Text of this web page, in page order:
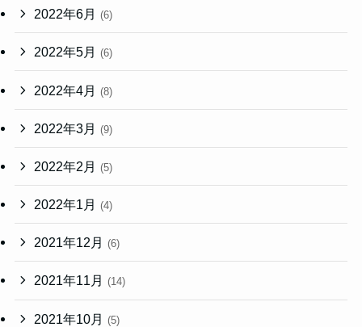
2022年6月 (6)
2022年5月 (6)
2022年4月 (8)
2022年3月 (9)
2022年2月 (5)
2022年1月 (4)
2021年12月 (6)
2021年11月 (14)
2021年10月 (5)